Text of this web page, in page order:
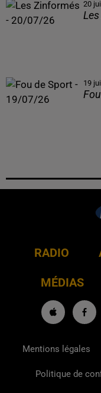
20
19
RADIO
MÉDIAS
Mentions légales
Politique de